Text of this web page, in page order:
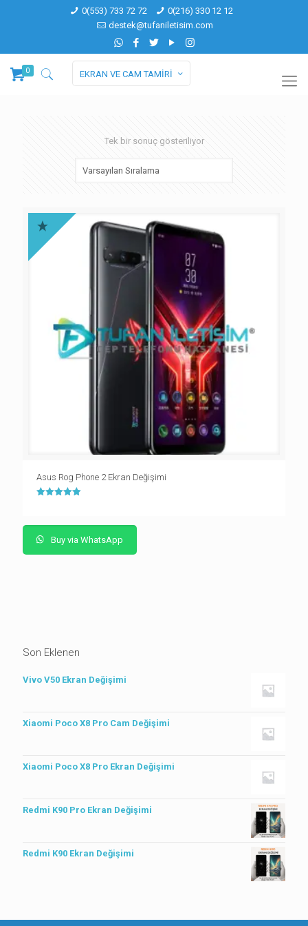
0(553) 733 72 72
0(216) 330 12 12
destek@tufaniletisim.com
0 EKRAN VE CAM TAMİRİ
Tek bir sonuç gösteriliyor
Asus Rog Phone 2 Ekran Değişimi
Buy via WhatsApp
Son Eklenen
Vivo V50 Ekran Değişimi
Xiaomi Poco X8 Pro Cam Değişimi
Xiaomi Poco X8 Pro Ekran Değişimi
Redmi K90 Pro Ekran Değişimi
Redmi K90 Ekran Değişimi